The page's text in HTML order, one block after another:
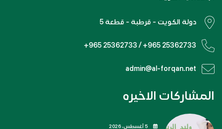
دولة الكويت - قرطبة - قطعة 5
+965 25362733 / +965 25362733
admin@al-forqan.net
المشاركات الاخيره